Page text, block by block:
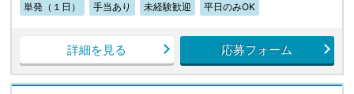
単発（１日） 手当あり 未経験歓迎 平日のみOK
詳細を見る 応募フォーム